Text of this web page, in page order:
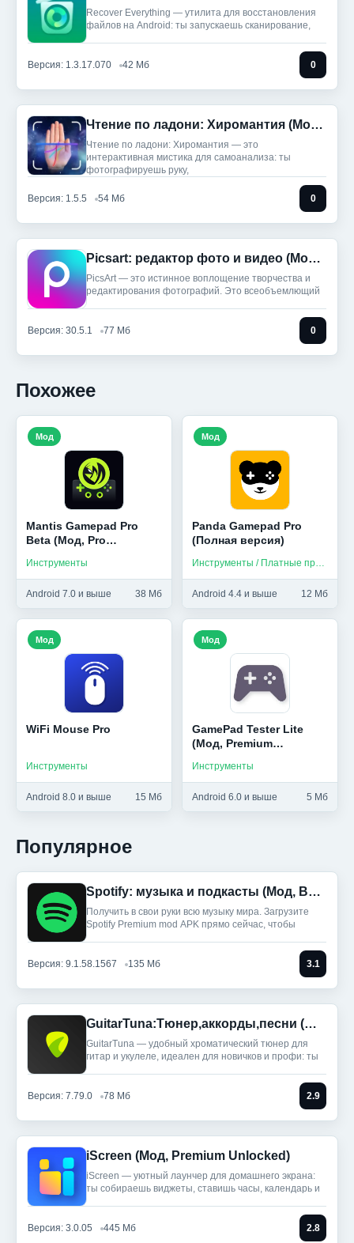
Recover Everything — утилита для восстановления
файлов на Android: ты запускаешь сканирование,
Версия: 1.3.17.070 42 Мб 0
Чтение по ладони: Хиромантия (Мод, Unlocked)
Чтение по ладони: Хиромантия — это
интерактивная мистика для самоанализа: ты
фотографируешь руку,
Версия: 1.5.5 54 Мб 0
Picsart: редактор фото и видео (Мод, Unlocked)
PicsArt — это истинное воплощение творчества и
редактирования фотографий. Это всеобъемлющий
Версия: 30.5.1 77 Мб 0
Похожее
Mantis Gamepad Pro
Beta (Мод, Pro
Инструменты
Android 7.0 и выше 38 Мб
Мод
Panda Gamepad Pro
(Полная версия)
Инструменты / Платные приложения
Android 4.4 и выше 12 Мб
Мод
WiFi Mouse Pro
Инструменты
Android 8.0 и выше 15 Мб
Мод
GamePad Tester Lite
(Мод, Premium
Инструменты
Android 6.0 и выше 5 Мб
Мод
Популярное
Spotify: музыка и подкасты (Мод, Всё разблокировано)
Получить в свои руки всю музыку мира. Загрузите
Spotify Premium mod APK прямо сейчас, чтобы
Версия: 9.1.58.1567 135 Мб 3.1
GuitarTuna:Тюнер,аккорды,песни (Мод, Premium Unlocked)
GuitarTuna — удобный хроматический тюнер для
гитар и укулеле, идеален для новичков и профи: ты
Версия: 7.79.0 78 Мб 2.9
iScreen (Мод, Premium Unlocked)
iScreen — уютный лаунчер для домашнего экрана:
ты собираешь виджеты, ставишь часы, календарь и
Версия: 3.0.05 445 Мб 2.8